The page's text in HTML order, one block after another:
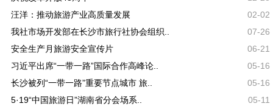
汪洋：推动旅游产业高质量发展
02-02
我社市场开发部在长沙市旅行社协会组织..
07-26
安全生产月旅游安全宣传片
06-21
习近平出席“一带一路”国际合作高峰论..
05-16
长沙被列“一带一路”重要节点城市 旅..
05-16
5·19“中国旅游日”湖南省分会场系..
05-11